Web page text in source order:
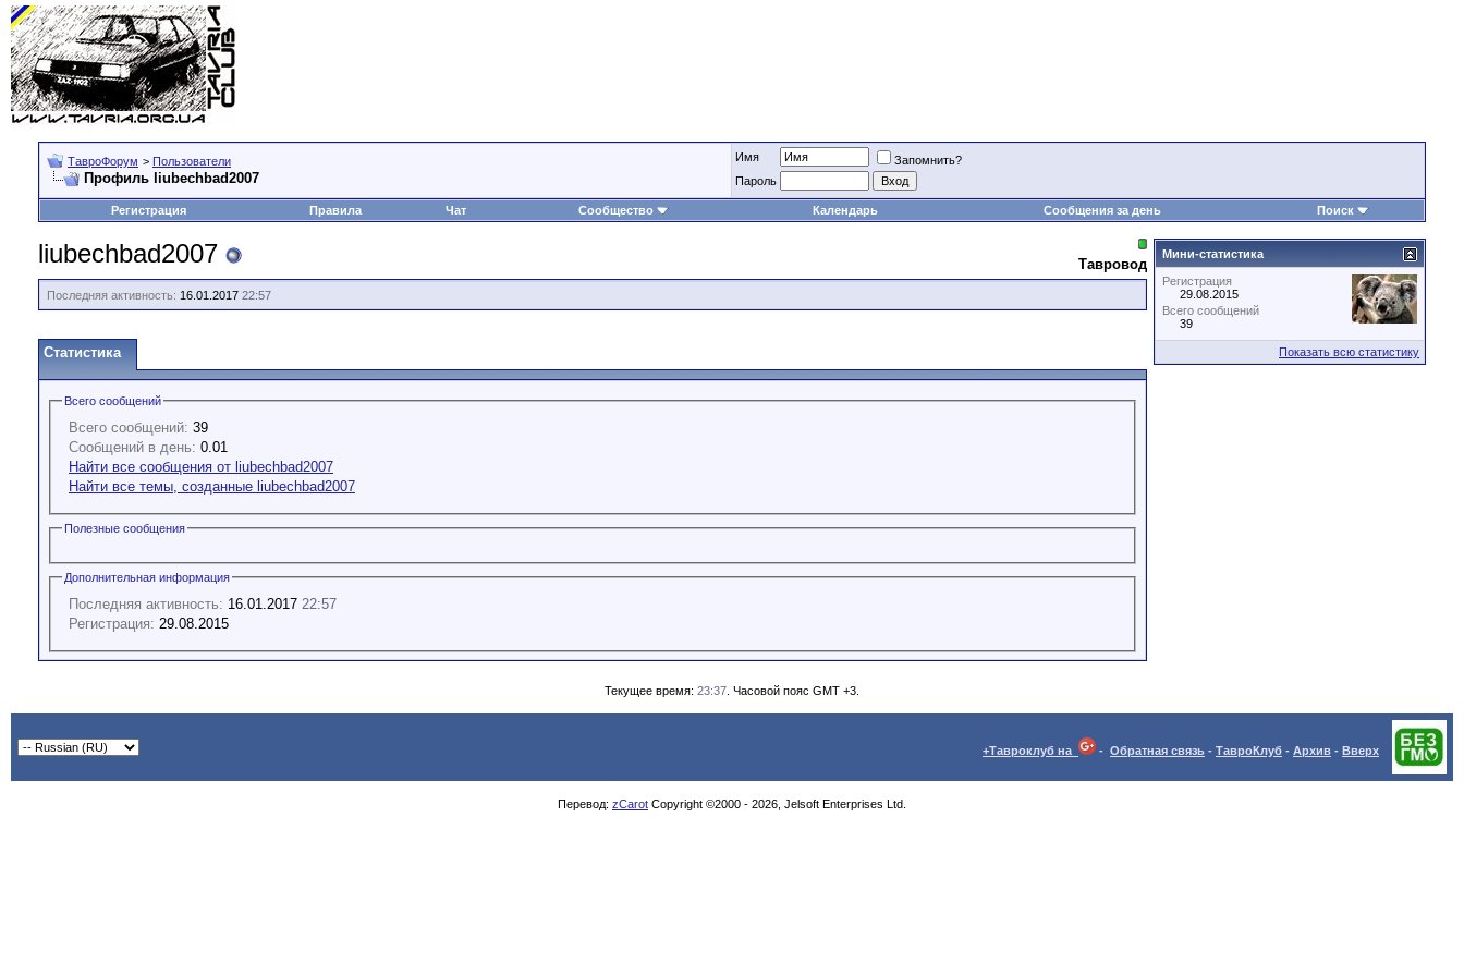
ТавроФорум > Пользователи
Профиль liubechbad2007
Имя
Запомнить?
Пароль
Регистрация Правила Чат Сообщество Календарь Сообщения за день Поиск
Тавровод
liubechbad2007
Последняя активность: 16.01.2017 22:57
Статистика
Всего сообщений
Всего сообщений: 39
Сообщений в день: 0.01
Найти все сообщения от liubechbad2007
Найти все темы, созданные liubechbad2007
Полезные сообщения
Дополнительная информация
Последняя активность: 16.01.2017 22:57
Регистрация: 29.08.2015
Мини-статистика
Регистрация
29.08.2015
Всего сообщений
39
Показать всю статистику
Текущее время: 23:37 . Часовой пояс GMT +3.
+Тавроклуб на - Обратная связь - ТавроКлуб - Архив - Вверх
Перевод: zCarot Copyright ©2000 - 2026, Jelsoft Enterprises Ltd.